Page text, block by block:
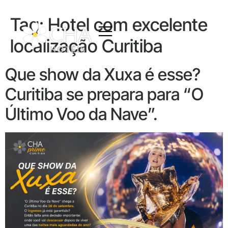
Tag:Hotel com excelente
localização Curitiba
Que show da Xuxa é esse?
Curitiba se prepara para “O
Último Voo da Nave”.